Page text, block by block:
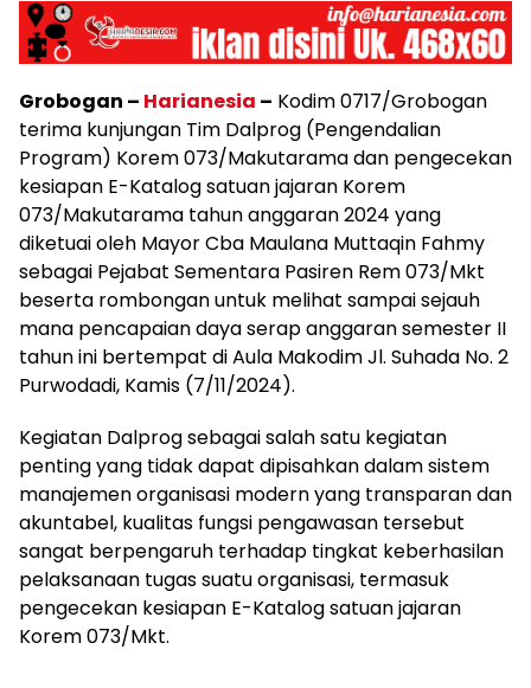
Grobogan – Harianesia – Kodim 0717/Grobogan
terima kunjungan Tim Dalprog (Pengendalian
Program) Korem 073/Makutarama dan pengecekan
kesiapan E-Katalog satuan jajaran Korem
073/Makutarama tahun anggaran 2024 yang
diketuai oleh Mayor Cba Maulana Muttaqin Fahmy
sebagai Pejabat Sementara Pasiren Rem 073/Mkt
beserta rombongan untuk melihat sampai sejauh
mana pencapaian daya serap anggaran semester II
tahun ini bertempat di Aula Makodim Jl. Suhada No. 2
Purwodadi, Kamis (7/11/2024).
Kegiatan Dalprog sebagai salah satu kegiatan
penting yang tidak dapat dipisahkan dalam sistem
manajemen organisasi modern yang transparan dan
akuntabel, kualitas fungsi pengawasan tersebut
sangat berpengaruh terhadap tingkat keberhasilan
pelaksanaan tugas suatu organisasi, termasuk
pengecekan kesiapan E-Katalog satuan jajaran
Korem 073/Mkt.